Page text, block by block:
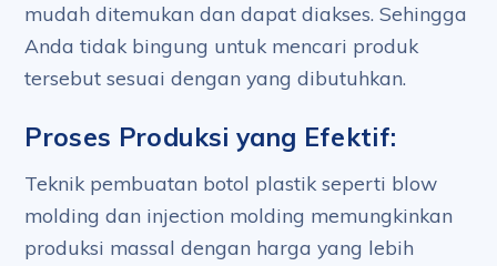
mudah ditemukan dan dapat diakses. Sehingga
Anda tidak bingung untuk mencari produk
tersebut sesuai dengan yang dibutuhkan.
Proses Produksi yang Efektif:
Teknik pembuatan botol plastik seperti blow
molding dan injection molding memungkinkan
produksi massal dengan harga yang lebih